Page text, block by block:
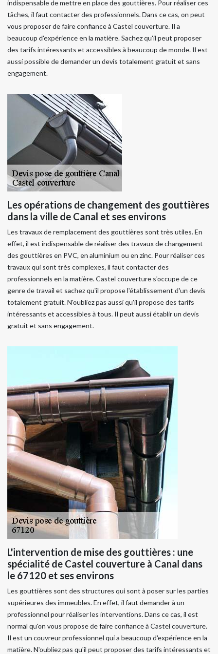
indispensable de mettre en place des gouttières. Pour réaliser ces
tâches, il faut contacter des professionnels. Dans ce cas, on peut
vous proposer de faire confiance à Castel couverture. Il a
beaucoup d'expérience en la matière. Sachez qu'il peut proposer
des tarifs intéressants et accessibles à beaucoup de monde. Il est
aussi possible de demander un devis totalement gratuit et sans
engagement.
Les opérations de changement des gouttières
dans la ville de Canal et ses environs
Les travaux de remplacement des gouttières sont très utiles. En
effet, il est indispensable de réaliser des travaux de changement
des gouttières en PVC, en aluminium ou en zinc. Pour réaliser ces
travaux qui sont très complexes, il faut contacter des
professionnels en la matière. Castel couverture s'occupe de ce
genre de travail et sachez qu'il propose l'établissement d'un devis
totalement gratuit. N'oubliez pas aussi qu'il propose des tarifs
intéressants et accessibles à tous. Il peut aussi établir un devis
gratuit et sans engagement.
L'intervention de mise des gouttières : une
spécialité de Castel couverture à Canal dans
le 67120 et ses environs
Les gouttières sont des structures qui sont à poser sur les parties
supérieures des immeubles. En effet, il faut demander à un
professionnel pour réaliser les interventions. Dans ce cas, il est
normal qu'on vous propose de faire confiance à Castel couverture.
Il est un couvreur professionnel qui a beaucoup d'expérience en la
matière. N'oubliez pas qu'il peut proposer des tarifs intéressants et